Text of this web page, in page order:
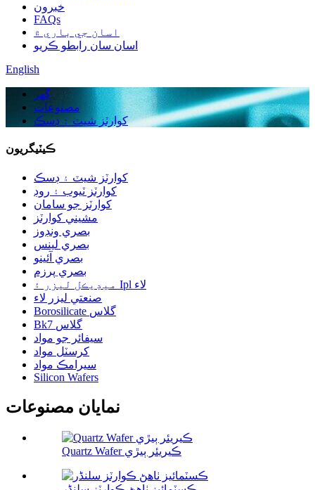
خبرون
FAQs
اسان جي باري ۾
اسان سان رابطو ڪريو
English
گهر
مصنوعات
کوارٽز شيٽ ۽ ڊسڪ
ڪيٽيگريون
کوارٽز شيٽ ۽ ڊسڪ
کوارٽز ٽيوب ۽ روڊ
کوارٽز جو سامان
مشيني کوارٽز
بصري ونڊوز
بصري لينس
بصري آئينو
بصري پرزم
ميڊيڪل ليزر ۽ Ipl لاء
صنعتي ليزر لاء
Borosilicate گلاس
Bk7 گلاس
سيفائر جو مواد
کرسٽل مواد
سيرامڪ مواد
Silicon Wafers
نمايان مصنوعات
Quartz Wafer ڪيريئر ٻيڙي